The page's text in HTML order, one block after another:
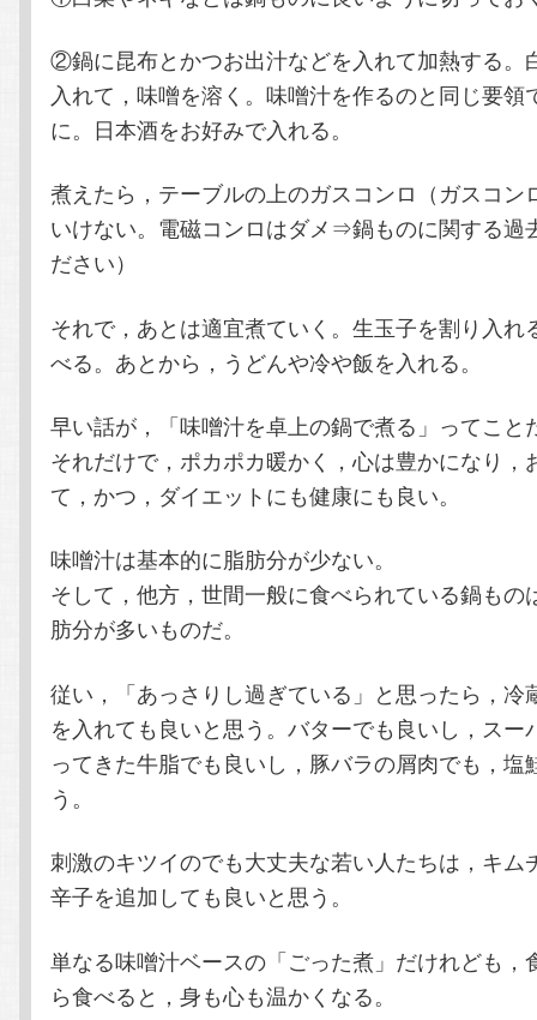
②鍋に昆布とかつお出汁などを入れて加熱する。
入れて，味噌を溶く。味噌汁を作るのと同じ要領
に。日本酒をお好みで入れる。
煮えたら，テーブルの上のガスコンロ（ガスコン
いけない。電磁コンロはダメ⇒鍋ものに関する過
ださい）
それで，あとは適宜煮ていく。生玉子を割り入れ
べる。あとから，うどんや冷や飯を入れる。
早い話が，「味噌汁を卓上の鍋で煮る」ってこと
それだけで，ポカポカ暖かく，心は豊かになり，
て，かつ，ダイエットにも健康にも良い。
味噌汁は基本的に脂肪分が少ない。
そして，他方，世間一般に食べられている鍋もの
肪分が多いものだ。
従い，「あっさりし過ぎている」と思ったら，冷
を入れても良いと思う。バターでも良いし，スー
ってきた牛脂でも良いし，豚バラの屑肉でも，塩
う。
刺激のキツイのでも大丈夫な若い人たちは，キム
辛子を追加しても良いと思う。
単なる味噌汁ベースの「ごった煮」だけれども，
ら食べると，身も心も温かくなる。